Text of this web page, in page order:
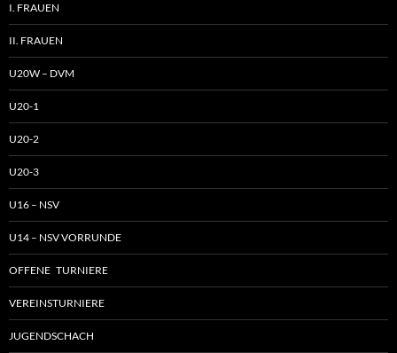
I. FRAUEN
II. FRAUEN
U20W – DVM
U20-1
U20-2
U20-3
U16 – NSV
U14 – NSV VORRUNDE
OFFENE TURNIERE
VEREINSTURNIERE
JUGENDSCHACH